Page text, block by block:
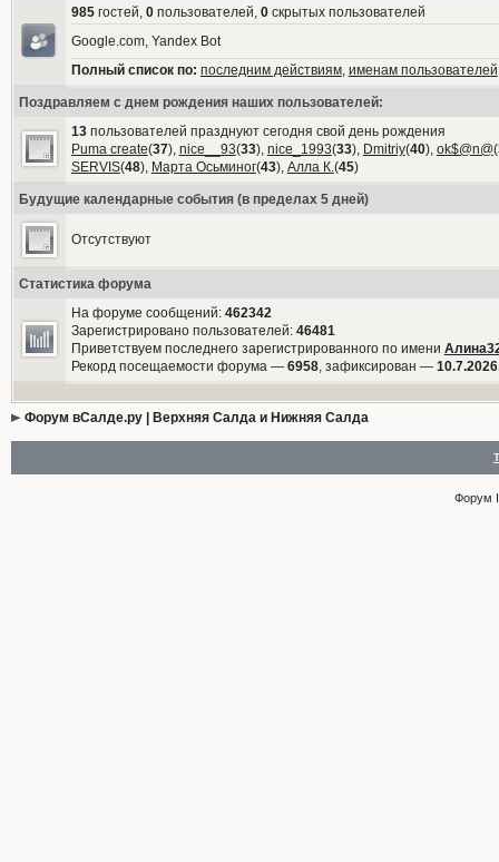
985гостей, 0пользователей, 0скрытых пользователей
Google.com, Yandex Bot
Полный список по: последним действиям, именам пользователей
Поздравляем с днем рождения наших пользователей:
13пользователей празднуют сегодня свой день рождения
Puma create(37), nice__93(33), nice_1993(33), Dmitriy(40), ok$@n@(
SERVIS(48), Марта Осьминог(43), Алла К.(45)
Будущие календарные события (в пределах 5 дней)
Отсутствуют
Статистика форума
На форуме сообщений: 462342
Зарегистрировано пользователей: 46481
Приветствуем последнего зарегистрированного по имени
Рекорд посещаемости форума — 6958, зафиксирован —
Форум вСалде.ру | Верхняя Салда и Нижняя Салда
Форум